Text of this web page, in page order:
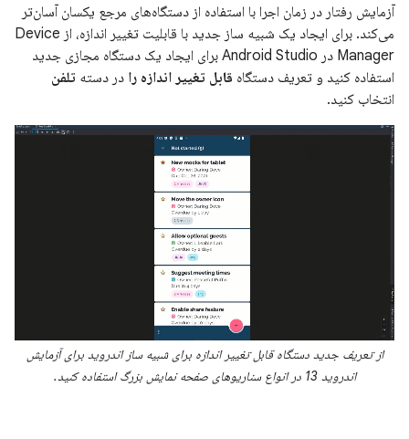
آزمایش رفتار در زمان اجرا با استفاده از دستگاه‌های مرجع یکسان آسان‌تر
می‌کند. برای ایجاد یک شبیه ساز جدید با قابلیت تغییر اندازه، از Device
Manager در Android Studio برای ایجاد یک دستگاه مجازی جدید
استفاده کنید و تعریف دستگاه قابل تغییر اندازه را در دسته تلفن
انتخاب کنید.
از تعریف جدید دستگاه قابل تغییر اندازه برای شبیه ساز اندروید برای آزمایش
اندروید 13 در انواع سناریوهای صفحه نمایش بزرگ استفاده کنید.